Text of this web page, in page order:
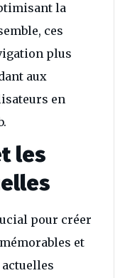
la
ces
plus
aux
en
les
pour créer
et
actuelles